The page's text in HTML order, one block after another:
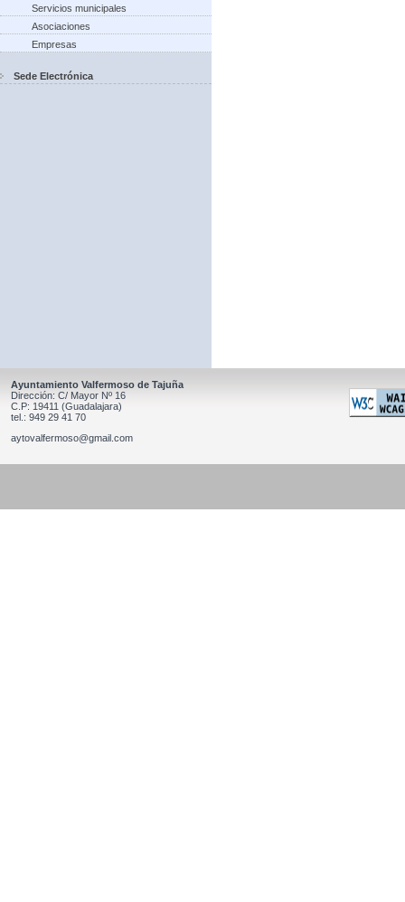
Servicios municipales
Asociaciones
Empresas
Sede Electrónica
Ayuntamiento Valfermoso de Tajuña
Dirección: C/ Mayor Nº 16
C.P: 19411 (Guadalajara)
tel.: 949 29 41 70
aytovalfermoso@gmail.com